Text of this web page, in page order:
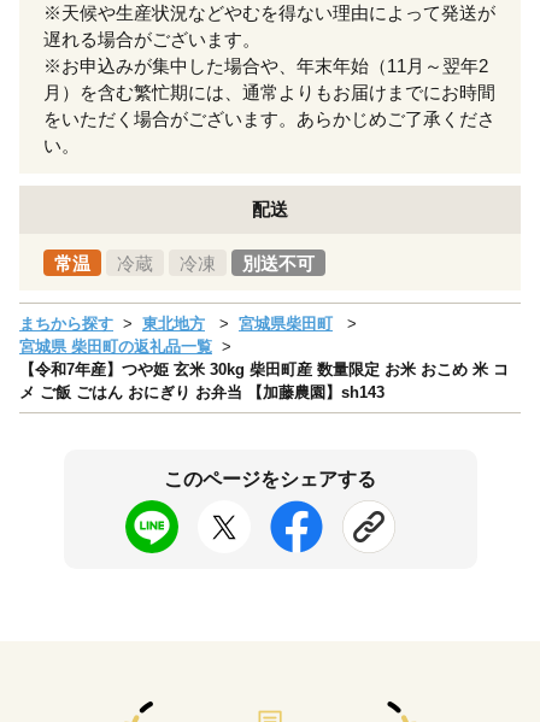
※天候や生産状況などやむを得ない理由によって発送が
遅れる場合がございます。
※お申込みが集中した場合や、年末年始（11月～翌年2
月）を含む繁忙期には、通常よりもお届けまでにお時間
をいただく場合がございます。あらかじめご了承くださ
い。
配送
常温 冷蔵 冷凍 別送不可
まちから探す 東北地方
宮城県柴田町
宮城県 柴田町の返礼品一覧
【令和7年産】つや姫 玄米 30kg 柴田町産 数量限定 お米 おこめ 米 コ
メ ご飯 ごはん おにぎり お弁当 【加藤農園】sh143
このページをシェアする